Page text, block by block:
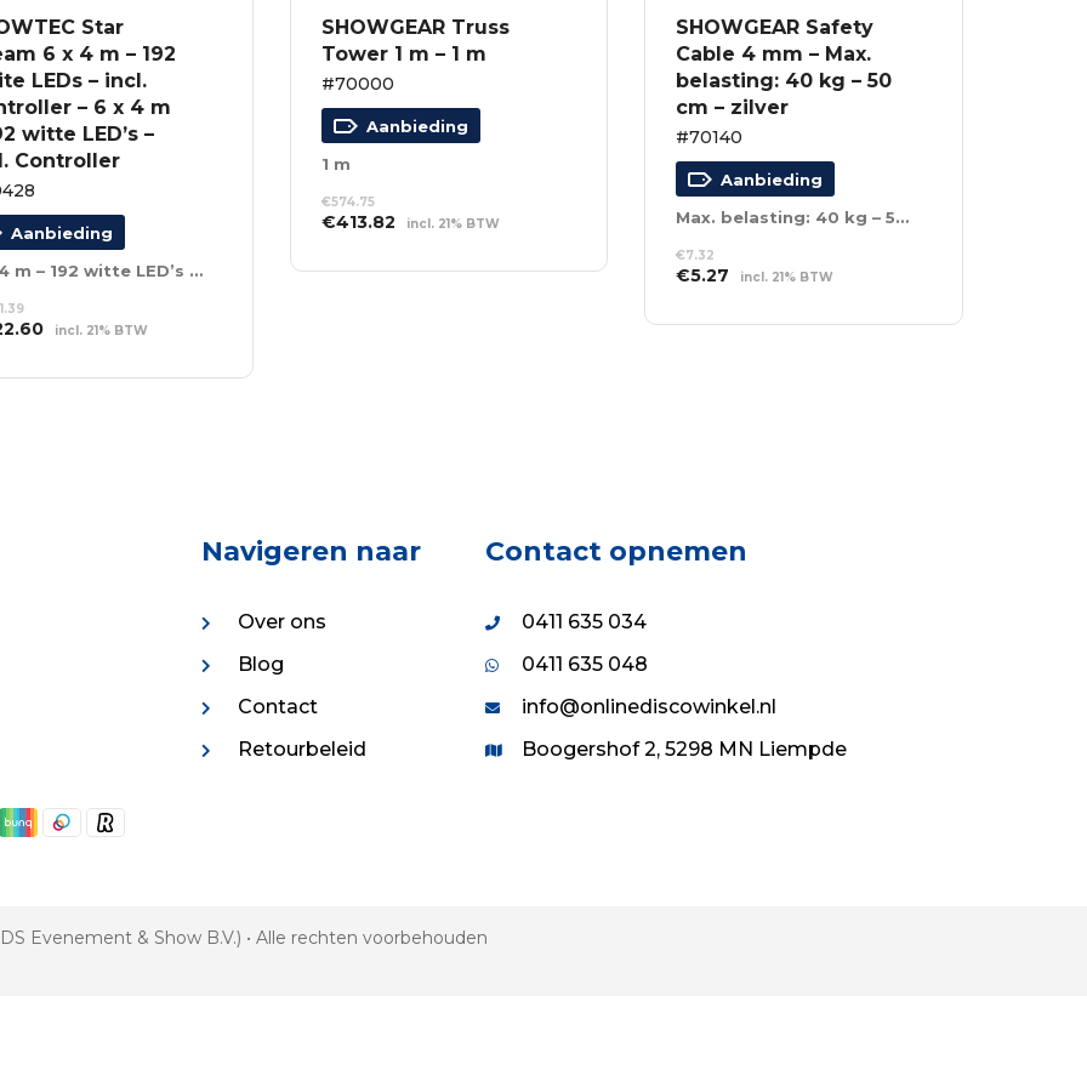
Star
6 x 4 m – 192
LEDs – incl.
– 6 x 4 m
witte LED’s –
Controller
Aanbieding
6 x 4 m – 192 witte LED’s – Incl. Controller
Huidige
is:
incl. 21% BTW
SHOWGEAR Truss
Tower 1 m – 1 m
#70000
Aanbieding
1 m
€574.75
Oorspronkelijke
was:
€413.82Huidige
is:
incl. 21% BTW
WINKELWAGEN
SHOWGEAR Safety
Cable 4 mm – Max.
belasting: 40 kg – 50
cm – zilver
#70140
Aanbieding
Max. belasting: 40 kg – 50 cm – zilver
€7.32
Oorspronkelijke
was:
€5.27 Huidige
is:
incl. 21% BTW
WINKELWAGEN
Navigeren naar
Over ons
Blog
Contact
Retourbeleid
Contact opnemen
0411 635 034
0411 635 048
info@onlinediscowinkel.nl
Boogershof 2, 5298 MN Liempde
Evenement & Show B.V.) • Alle rechten voorbehouden